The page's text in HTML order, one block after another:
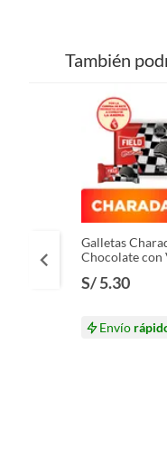
También
Galletas
Chocolate con
S/ 5.30
Envío